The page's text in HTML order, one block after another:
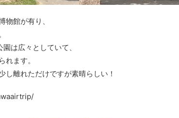
物館が有り、
は広々としていて、
れます。
し離れただけですが素晴らしい！